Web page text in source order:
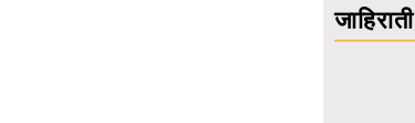
जाहिराती